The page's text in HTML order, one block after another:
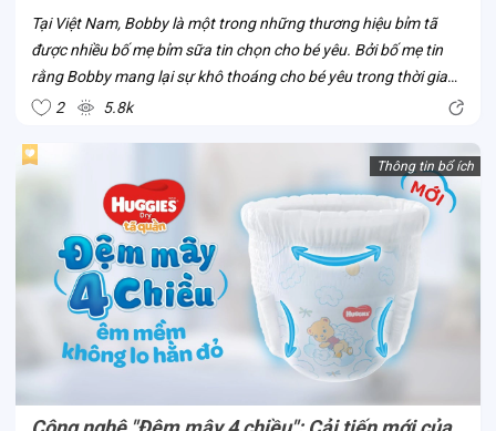
Tại Việt Nam, Bobby là một trong những thương hiệu bỉm tã
được nhiều bố mẹ bỉm sữa tin chọn cho bé yêu. Bởi bố mẹ tin
rằng Bobby mang lại sự khô thoáng cho bé yêu trong thời gian
bé mặc tã. Liệu tã Bobby có thật sự sở hữu ưu điểm vượt trội
2 5.8k
Thông tin bổ ích